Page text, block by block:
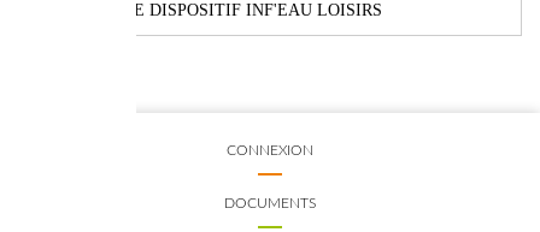
POUR LE DISPOSITIF INF'EAU LOISIRS
CONNEXION
DOCUMENTS